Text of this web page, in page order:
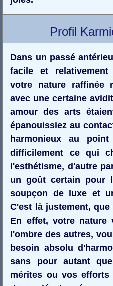
Profil
Dans un passé
facile et
votre nature raffinée
avec une certaine
amour des arts
épanouissiez au
harmonieux au
difficilement ce qui
l'esthétisme, d'autre
un goût certain pour
soupçon de luxe et
C'est là justement,
En effet, votre
l'ombre des autres,
besoin absolu
sans pour autant
mérites ou vos efforts